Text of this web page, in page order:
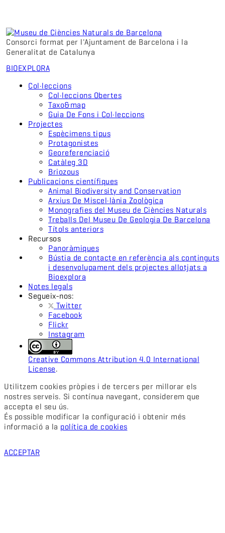
Consorci format per l'Ajuntament de Barcelona i la
Generalitat de Catalunya
BIOEXPLORA
Col·leccions
Col·leccions Obertes
Taxo&map
Guia De Fons i Col·leccions
Projectes
Espècimens tipus
Protagonistes
Georeferenciació
Catàleg 3D
Briozous
Publicacions científiques
Animal Biodiversity and Conservation
Arxius De Miscel·lània Zoològica
Monografies del Museu de Ciències Naturals
Treballs Del Museu De Geologia De Barcelona
Títols anteriors
Recursos
Panoràmiques
Bústia de contacte en referència als continguts
i desenvolupament dels projectes allotjats a
Bioexplora
Notes legals
Segueix-nos:
Twitter
Facebook
Flickr
Instagram
Creative Commons Attribution 4.0 International
License.
Utilitzem cookies pròpies i de tercers per millorar els
nostres serveis. Si contínua navegant, considerem que
accepta el seu ús.
És possible modificar la configuració i obtenir més
informació a la política de cookies
ACCEPTAR